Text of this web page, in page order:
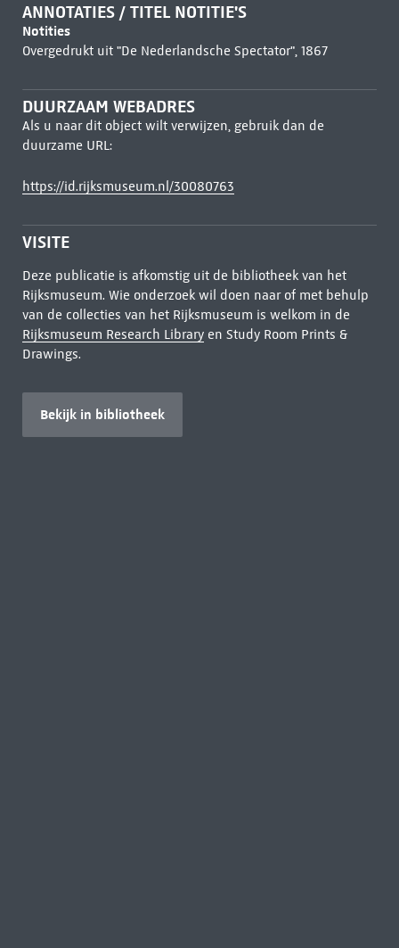
ANNOTATIES / TITEL NOTITIE'S
Notities
Overgedrukt uit "De Nederlandsche Spectator", 1867
DUURZAAM WEBADRES
Als u naar dit object wilt verwijzen, gebruik dan de
duurzame URL:
https://id.rijksmuseum.nl/30080763
VISITE
Deze publicatie is afkomstig uit de bibliotheek van het
Rijksmuseum. Wie onderzoek wil doen naar of met behulp
van de collecties van het Rijksmuseum is welkom in de
Rijksmuseum Research Libraryen Study Room Prints &
Drawings.
Bekijk in bibliotheek